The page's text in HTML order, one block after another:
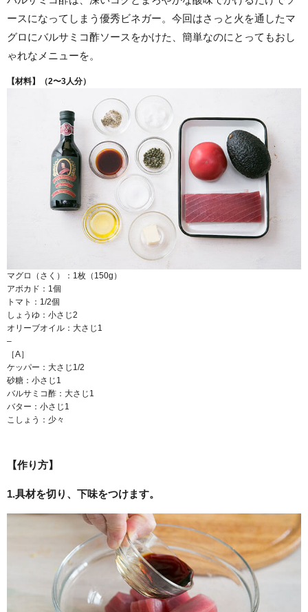
ースになってしまう優秀ビネガー。今回はさっと火を通したマ
グロにバルサミコ酢ソースをかけた、簡単なのにとってもおし
ゃれなメニューを。
【材料】（2〜3 人分）
マグロ（さく）：1枚（150g）
アボカド：1個
トマト：1/2個
しょうゆ：小さじ2
オリーブオイル：大さじ1
–
［A］
ケッパー：大さじ1/2
砂糖：小さじ1
バルサミコ酢：大さじ1
バター：小さじ1
こしょう：少々
【作り方】
1.具材を切り、下味をつけます。